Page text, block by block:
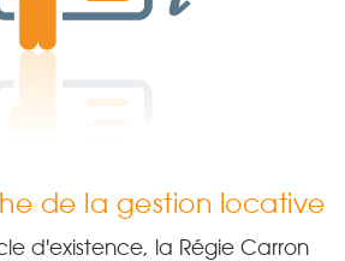
de la gestion locative
d'existence, la Régie Carron